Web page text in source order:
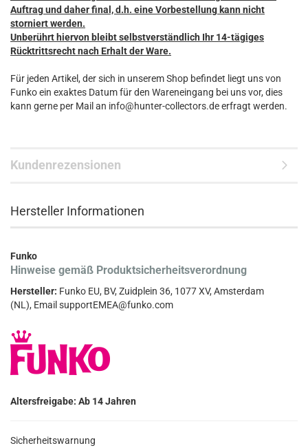
Auftrag und daher final, d.h. eine Vorbestellung kann nicht
storniert werden.
Unberührt hiervon bleibt selbstverständlich Ihr 14-tägiges
Rücktrittsrecht nach Erhalt der Ware.
Für jeden Artikel, der sich in unserem Shop befindet liegt uns von
Funko ein exaktes Datum für den Wareneingang bei uns vor, dies
kann gerne per Mail an info@hunter-collectors.de erfragt werden.
Kundenrezensionen
Hersteller Informationen
Funko
Hinweise gemäß Produktsicherheitsverordnung
Hersteller: Funko EU, BV, Zuidplein 36, 1077 XV, Amsterdam
(NL), Email supportEMEA@funko.com
Altersfreigabe: Ab 14 Jahren
Sicherheitswarnung